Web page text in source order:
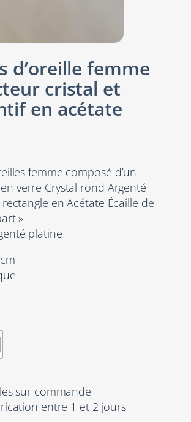
d’oreille femme
cristal et
en acétate
femme composé d’un
verre Crystal rond Argenté
rectangle en Acétate Écaille de
»
platine
sur commande
entre 1 et 2 jours